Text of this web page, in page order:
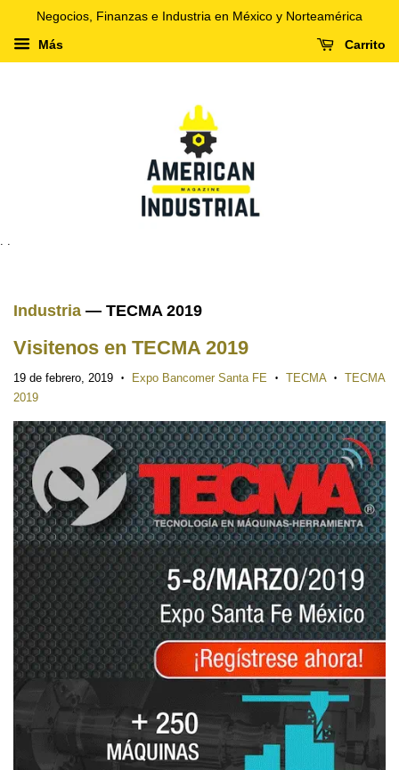
Negocios, Finanzas e Industria en México y Norteamérica
Más Carrito
. .
Industria — TECMA 2019
Visitenos en TECMA 2019
19 de febrero, 2019 • Expo Bancomer Santa FE • TECMA •
TECMA
2019